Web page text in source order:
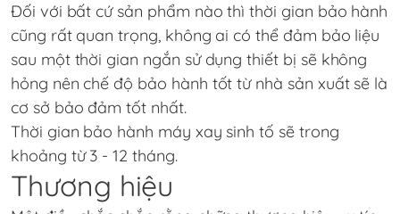
Đối với bất cứ sản phẩm nào thì thời gian bảo hành
cũng rất quan trọng, không ai có thể đảm bảo liệu
sau một thời gian ngắn sử dụng thiết bị sẽ không
hỏng nên chế độ bảo hành tốt từ nhà sản xuất sẽ là
cơ sở bảo đảm tốt nhất.
Thời gian bảo hành máy xay sinh tố sẽ trong
khoảng từ 3 - 12 tháng.
Thương hiệu